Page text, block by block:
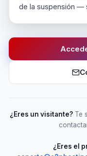
de la suspensión —
¿Eres un visitante?Te
¿Eres el